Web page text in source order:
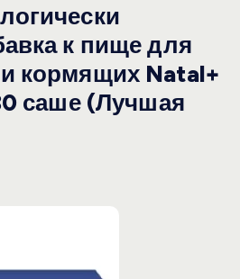
к пище для
кормящих Natal+
саше (Лучшая